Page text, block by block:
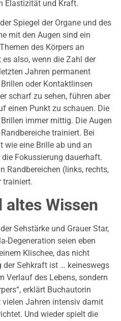
Elastizität und Kraft.
Spiegel der Organe und des
mit den Augen sind ein
des Körpers an
es also, wenn die Zahl der
Jahren permanent
oder Kontaktlinsen
scharf zu sehen, führen aber
einen Punkt zu schauen. Die
immer mittig. Die Augen
trainiert. Bei
wie eine Brille ab und an
Fokussierung dauerhaft.
Randbereichen (links, rechts,
trainiert.
altes Wissen
Sehstärke und Grauer Star,
Degeneration seien eben
Klischee, das nicht
der Sehkraft ist … keineswegs
Verlauf des Lebens, sondern
erklärt Buchautorin
vielen Jahren intensiv damit
Und wieder spielt die